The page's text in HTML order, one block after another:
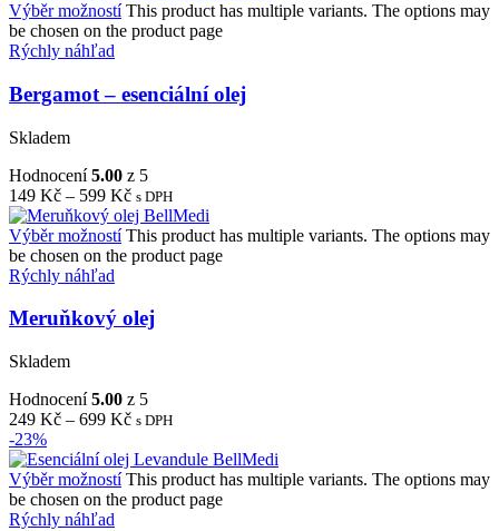
Výběr možností This product has multiple variants. The options may
be chosen on the product page
Rýchly náhľad
Bergamot – esenciální olej
Skladem
Hodnocení5.00 z 5
149 Kč – 599 Kč s DPH
Výběr možností This product has multiple variants. The options may
be chosen on the product page
Rýchly náhľad
Meruňkový olej
Skladem
Hodnocení5.00 z 5
249 Kč – 699 Kč s DPH
-23%
Výběr možností This product has multiple variants. The options may
be chosen on the product page
Rýchly náhľad